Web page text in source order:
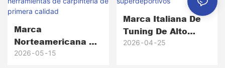
Unidades De
Producción
Marca
Norteamericana De
Herramientas Para
2026 05 15
Marca Italiana De
Tuning De Alto
Rendimiento ×
2026 04 25